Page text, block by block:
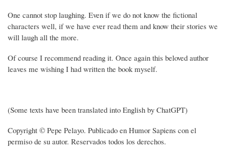
One cannot stop laughing. Even if we do not know the fictional
characters well, if we have ever read them and know their stories we
will laugh all the more.
Of course I recommend reading it. Once again this beloved author
leaves me wishing I had written the book myself.
(Some texts have been translated into English by ChatGPT)
Copyright © Pepe Pelayo. Publicado en Humor Sapiens con el
permiso de su autor. Reservados todos los derechos.